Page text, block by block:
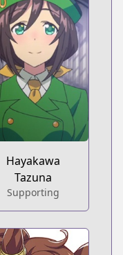
Hayakawa
Tazuna
Supporting